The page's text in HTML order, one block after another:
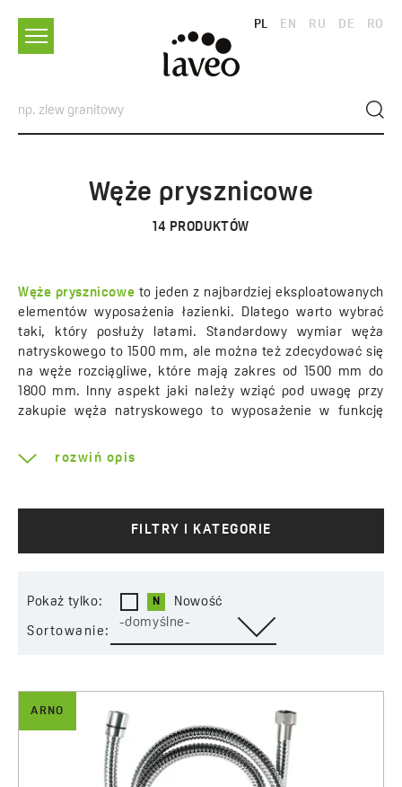
PL EN RU DE RO
Węże prysznicowe
14 PRODUKTÓW
Węże prysznicowe to jeden z najbardziej eksploatowanych
elementów wyposażenia łazienki. Dlatego warto wybrać
taki, który posłuży latami. Standardowy wymiar węża
natryskowego to 1500 mm, ale można też zdecydować się
na węże rozciągliwe, które mają zakres od 1500 mm do
1800 mm. Inny aspekt jaki należy wziąć pod uwagę przy
zakupie węża natryskowego to wyposażenie w funkcję
zakończeniom węża nie będzie się on zwijał. Węże
powierzchnię nie będą on również rysowały delikatnych
powierzchni np. akrylowych wanien.
rozwiń opis
FILTRY I KATEGORIE
Pokaż tylko: Nowość
Sortowanie:
-domyślne-
ARNO